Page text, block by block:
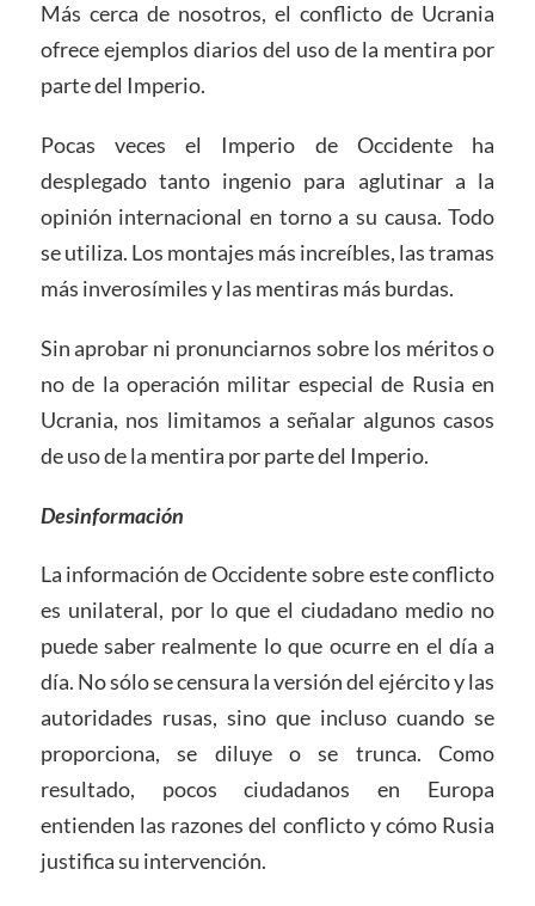
Más cerca de nosotros, el conflicto de Ucrania
ofrece ejemplos diarios del uso de la mentira por
parte del Imperio.
Pocas veces el Imperio de Occidente ha
desplegado tanto ingenio para aglutinar a la
opinión internacional en torno a su causa. Todo
se utiliza. Los montajes más increíbles, las tramas
más inverosímiles y las mentiras más burdas.
Sin aprobar ni pronunciarnos sobre los méritos o
no de la operación militar especial de Rusia en
Ucrania, nos limitamos a señalar algunos casos
de uso de la mentira por parte del Imperio.
Desinformación
La información de Occidente sobre este conflicto
es unilateral, por lo que el ciudadano medio no
puede saber realmente lo que ocurre en el día a
día. No sólo se censura la versión del ejército y las
autoridades rusas, sino que incluso cuando se
proporciona, se diluye o se trunca. Como
resultado, pocos ciudadanos en Europa
entienden las razones del conflicto y cómo Rusia
justifica su intervención.